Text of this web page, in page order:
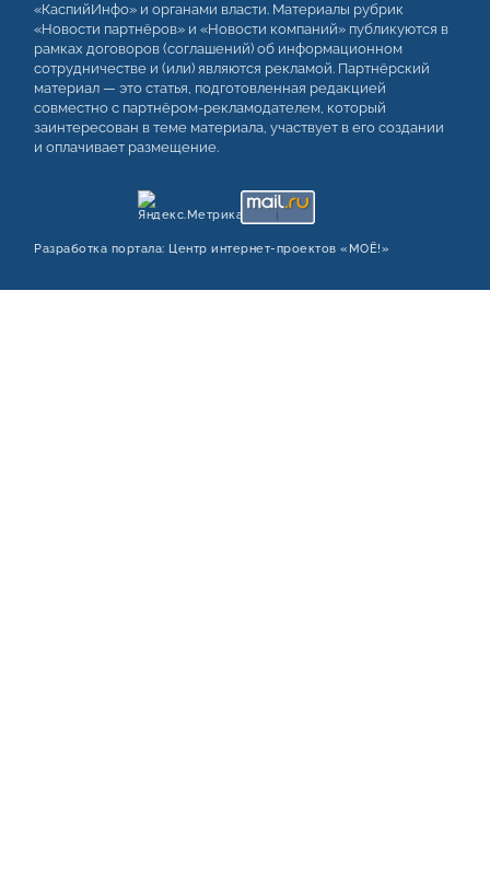
«КаспийИнфо» и органами власти. Материалы рубрик
«Новости партнёров» и «Новости компаний» публикуются в
рамках договоров (соглашений) об информационном
сотрудничестве и (или) являются рекламой. Партнёрский
материал — это статья, подготовленная редакцией
совместно с партнёром-рекламодателем, который
заинтересован в теме материала, участвует в его создании
и оплачивает размещение.
Разработка портала: Центр интернет‑проектов «МОЁ!»